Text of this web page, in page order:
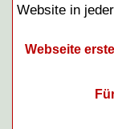
Website in
Webseite